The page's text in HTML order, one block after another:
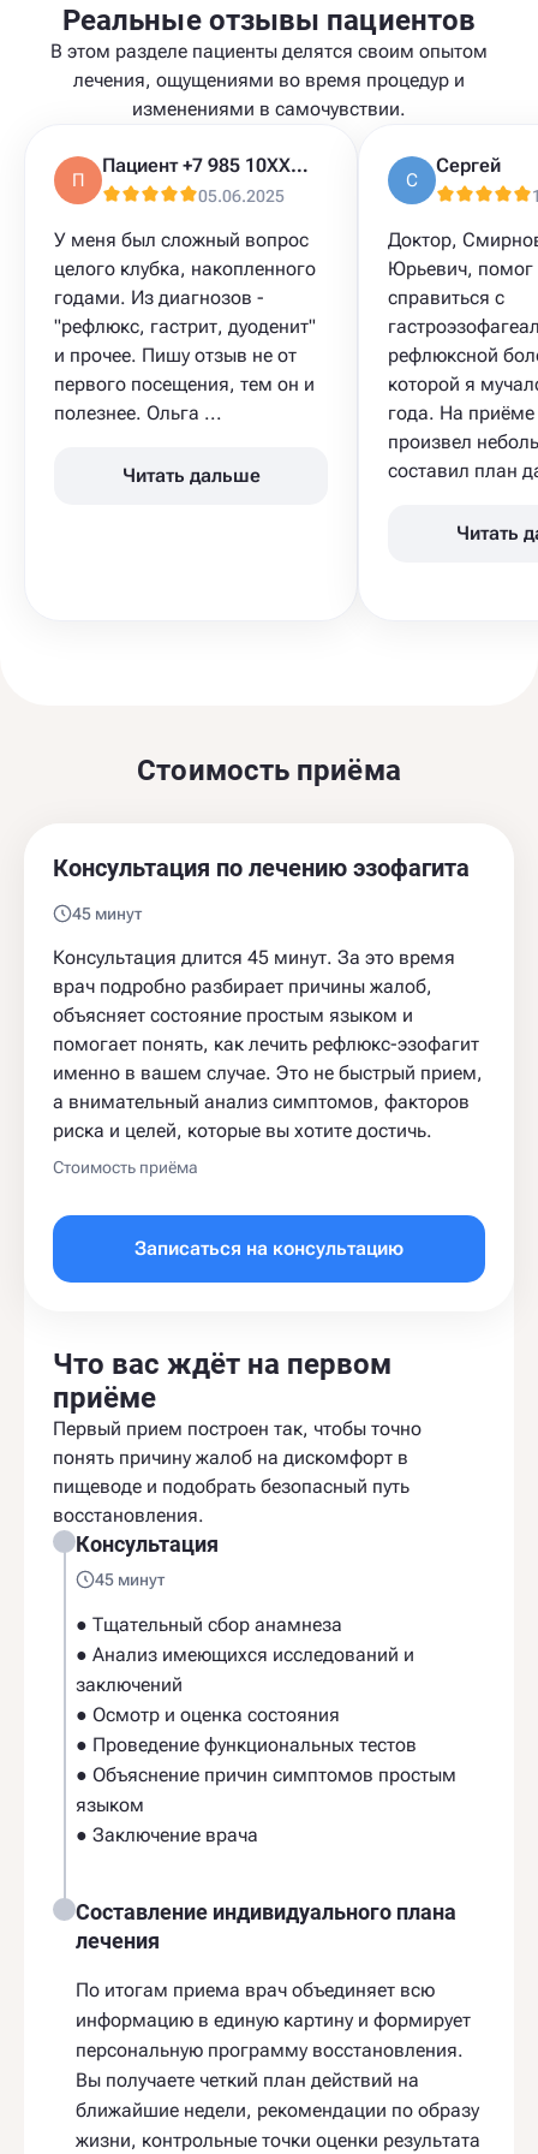
Реальные отзывы пациентов
В этом разделе пациенты делятся своим опытом
лечения, ощущениями во время процедур и
изменениями в самочувствии.
П
Пациент +7 985 10XXXXX
05.06.2025
У меня был сложный вопрос
целого клубка, накопленного
годами. Из диагнозов -
"рефлюкс, гастрит, дуоденит"
и прочее. Пишу отзыв не от
первого посещения, тем он и
полезнее. Ольга ...
Читать дальше
С
Сергей
Доктор,
Юрьевич,
справиться с
рефлюксной
которой я
года. На приёме
произвел
составил план
Читать
Стоимость приёма
Консультация по лечению эзофагита
45 минут
Консультация длится 45 минут. За это время
врач подробно разбирает причины жалоб,
объясняет состояние простым языком и
помогает понять, как лечить рефлюкс-эзофагит
именно в вашем случае. Это не быстрый прием,
а внимательный анализ симптомов, факторов
риска и целей, которые вы хотите достичь.
Стоимость приёма
Записаться на консультацию
Что вас ждёт на первом
приёме
Первый прием построен так, чтобы точно
понять причину жалоб на дискомфорт в
пищеводе и подобрать безопасный путь
восстановления.
Консультация
45 минут
● Тщательный сбор анамнеза
● Анализ имеющихся исследований и
заключений
● Осмотр и оценка состояния
● Проведение функциональных тестов
● Объяснение причин симптомов простым
языком
● Заключение врача
Составление индивидуального плана
лечения
По итогам приема врач объединяет всю
информацию в единую картину и формирует
персональную программу восстановления.
Вы получаете четкий план действий на
ближайшие недели, рекомендации по образу
жизни, контрольные точки оценки результата